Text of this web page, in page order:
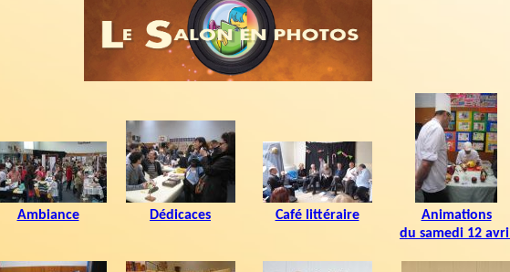
Ambiance Dédicaces Café littéraire
Animations
du samedi 12 avril